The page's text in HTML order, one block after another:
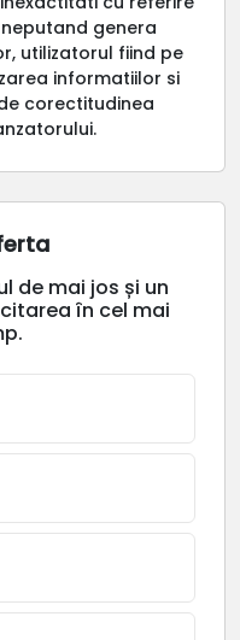
genera
utilizatorul fiind pe
informatiilor si
corectitudinea
de mai jos și un
în cel mai